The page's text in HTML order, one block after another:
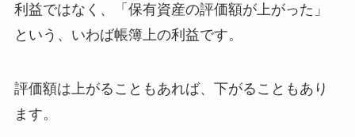
利益ではなく、「保有資産の評価額が上がった」
という、いわば帳簿上の利益です。
評価額は上がることもあれば、下がることもあり
ます。